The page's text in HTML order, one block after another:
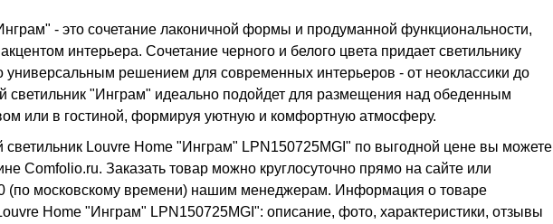
- это сочетание лаконичной формы и продуманной функциональности,
интерьера. Сочетание черного и белого цвета придает светильнику
универсальным решением для современных интерьеров - от неоклассики до
светильник "Инграм" идеально подойдет для размещения над обеденным
или в гостиной, формируя уютную и комфортную атмосферу.
светильник Louvre Home "Инграм" LPN150725MGI" по выгодной цене вы можете
Comfolio.ru. Заказать товар можно круглосуточно прямо на сайте или
(по московскому времени) нашим менеджерам. Информация о товаре
Home "Инграм" LPN150725MGI": описание, фото, характеристики, отзывы